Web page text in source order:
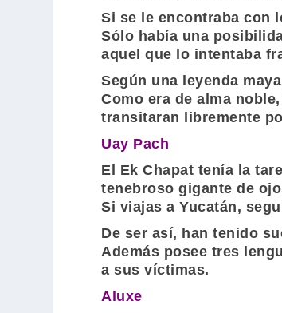
Si se le encontraba con
Sólo había una
aquel que lo intentaba
Según una leyenda
Como era de alma
transitaran libremente
Uay Pach
El Ek Chapat tenía la
tenebroso gigante de
Si viajas a Yucatán,
De ser así, han tenido
Además posee tres
a sus víctimas.
Aluxe